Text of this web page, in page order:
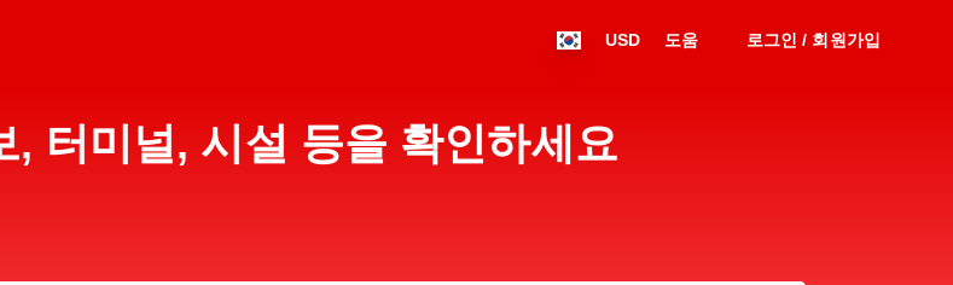
USD 도움 로그인 / 회원가입
터미널, 시설 등을 확인하세요